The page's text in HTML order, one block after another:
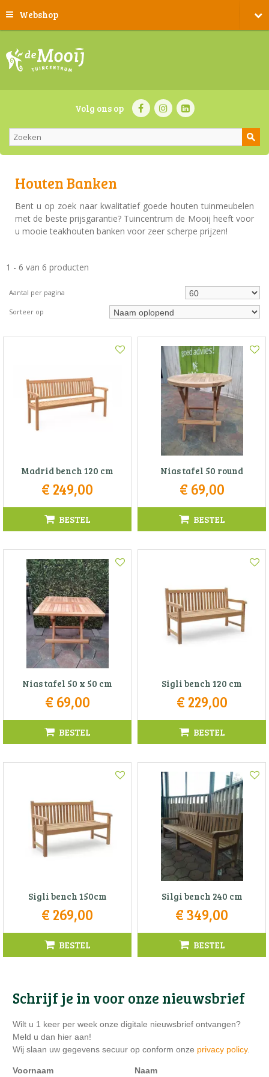
Webshop
Volg ons op
Houten Banken
Bent u op zoek naar kwalitatief goede houten tuinmeubelen
met de beste prijsgarantie? Tuincentrum de Mooij heeft voor
u mooie teakhouten banken voor zeer scherpe prijzen!
1 - 6 van 6 producten
Aantal per pagina
Sorteer op
Madrid bench 120 cm
€ 249,00
BESTEL
Nias tafel 50 round
€ 69,00
BESTEL
Nias tafel 50 x 50 cm
€ 69,00
BESTEL
Sigli bench 120 cm
€ 229,00
BESTEL
Sigli bench 150cm
€ 269,00
BESTEL
Silgi bench 240 cm
€349,00
BESTEL
Schrijf je in voor onze nieuwsbrief
Wilt u 1 keer per week onze digitale nieuwsbrief ontvangen?
Meld u dan hier aan!
Wij slaan uw gegevens secuur op conform onze privacy policy.
Voornaam Naam